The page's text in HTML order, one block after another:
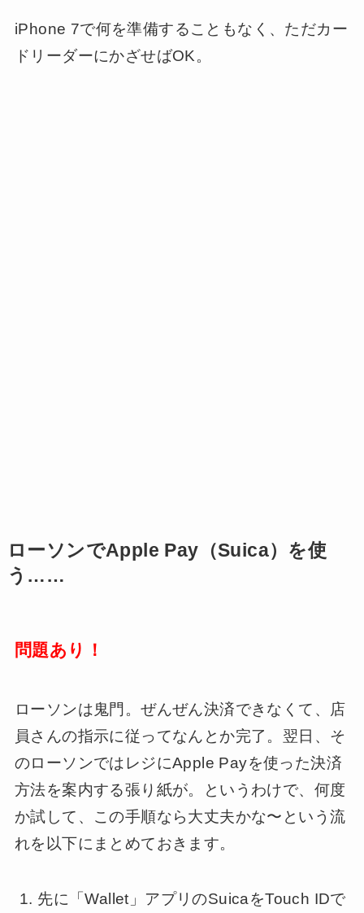
iPhone 7で何を準備することもなく、ただカー
ドリーダーにかざせばOK。
ローソンでApple Pay（Suica）を使
う……
問題あり！
ローソンは鬼門。ぜんぜん決済できなくて、店
員さんの指示に従ってなんとか完了。翌日、そ
のローソンではレジにApple Payを使った決済
方法を案内する張り紙が。というわけで、何度
か試して、この手順なら大丈夫かな〜という流
れを以下にまとめておきます。
先に「Wallet」アプリのSuicaをTouch IDで